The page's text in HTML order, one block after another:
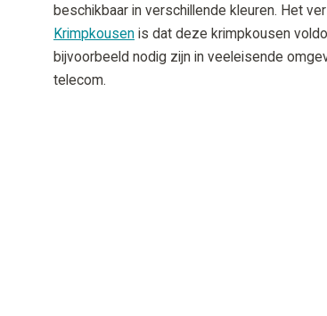
beschikbaar in verschillende kleuren. Het
Krimpkousen is dat deze krimpkousen
bijvoorbeeld nodig zijn in veeleisende
telecom.